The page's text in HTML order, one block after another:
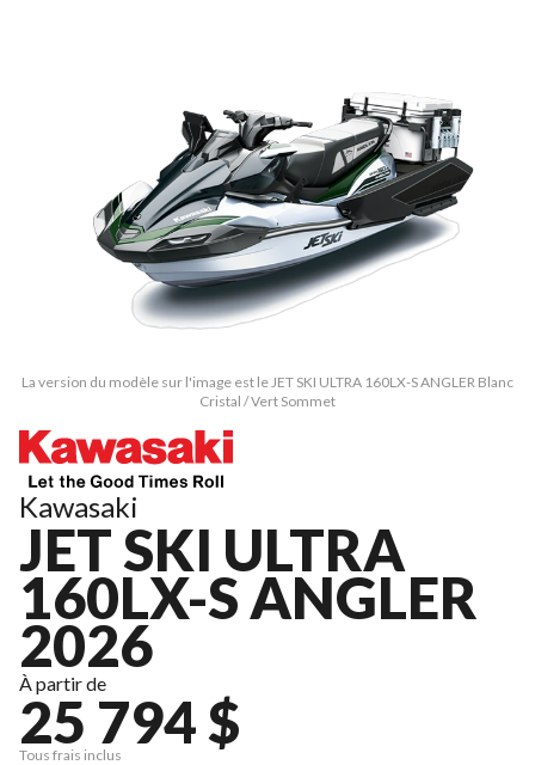
La version du modèle sur l'image est le JET SKI ULTRA 160LX-S ANGLER Blanc
Cristal / Vert Sommet
Kawasaki
JET SKI ULTRA
160LX-S ANGLER
2026
À partir de
25 794 $
Tous frais inclus